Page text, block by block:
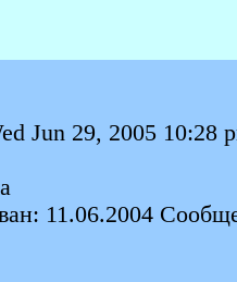
Jun 29, 2005 10:28
11.06.2004